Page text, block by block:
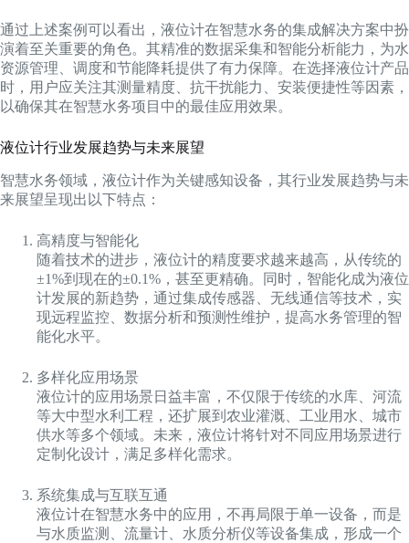
通过上述案例可以看出，液位计在智慧水务的集成解决方案中扮
演着至关重要的角色。其精准的数据采集和智能分析能力，为水
资源管理、调度和节能降耗提供了有力保障。在选择液位计产品
时，用户应关注其测量精度、抗干扰能力、安装便捷性等因素，
以确保其在智慧水务项目中的最佳应用效果。
液位计行业发展趋势与未来展望
智慧水务领域，液位计作为关键感知设备，其行业发展趋势与未
来展望呈现出以下特点：
高精度与智能化
随着技术的进步，液位计的精度要求越来越高，从传统的
±1%到现在的±0.1%，甚至更精确。同时，智能化成为液位
计发展的新趋势，通过集成传感器、无线通信等技术，实
现远程监控、数据分析和预测性维护，提高水务管理的智
能化水平。
多样化应用场景
液位计的应用场景日益丰富，不仅限于传统的水库、河流
等大中型水利工程，还扩展到农业灌溉、工业用水、城市
供水等多个领域。未来，液位计将针对不同应用场景进行
定制化设计，满足多样化需求。
系统集成与互联互通
液位计在智慧水务中的应用，不再局限于单一设备，而是
与水质监测、流量计、水质分析仪等设备集成，形成一个